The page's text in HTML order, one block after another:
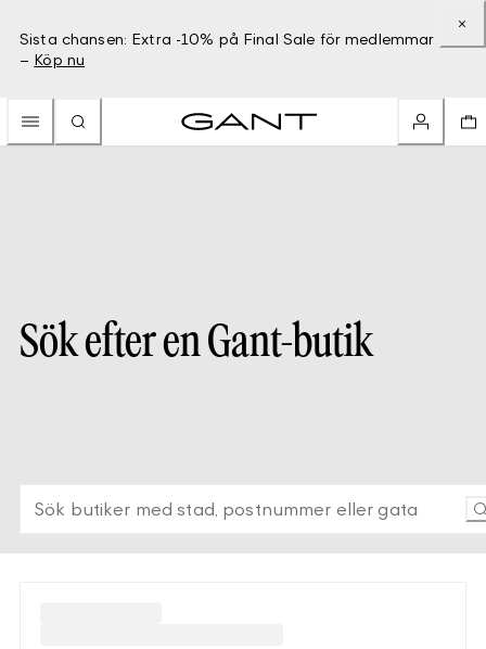
Sista chansen: Extra -10% på Final Sale för medlemmar
– Köp nu
Sök efter en Gant-butik